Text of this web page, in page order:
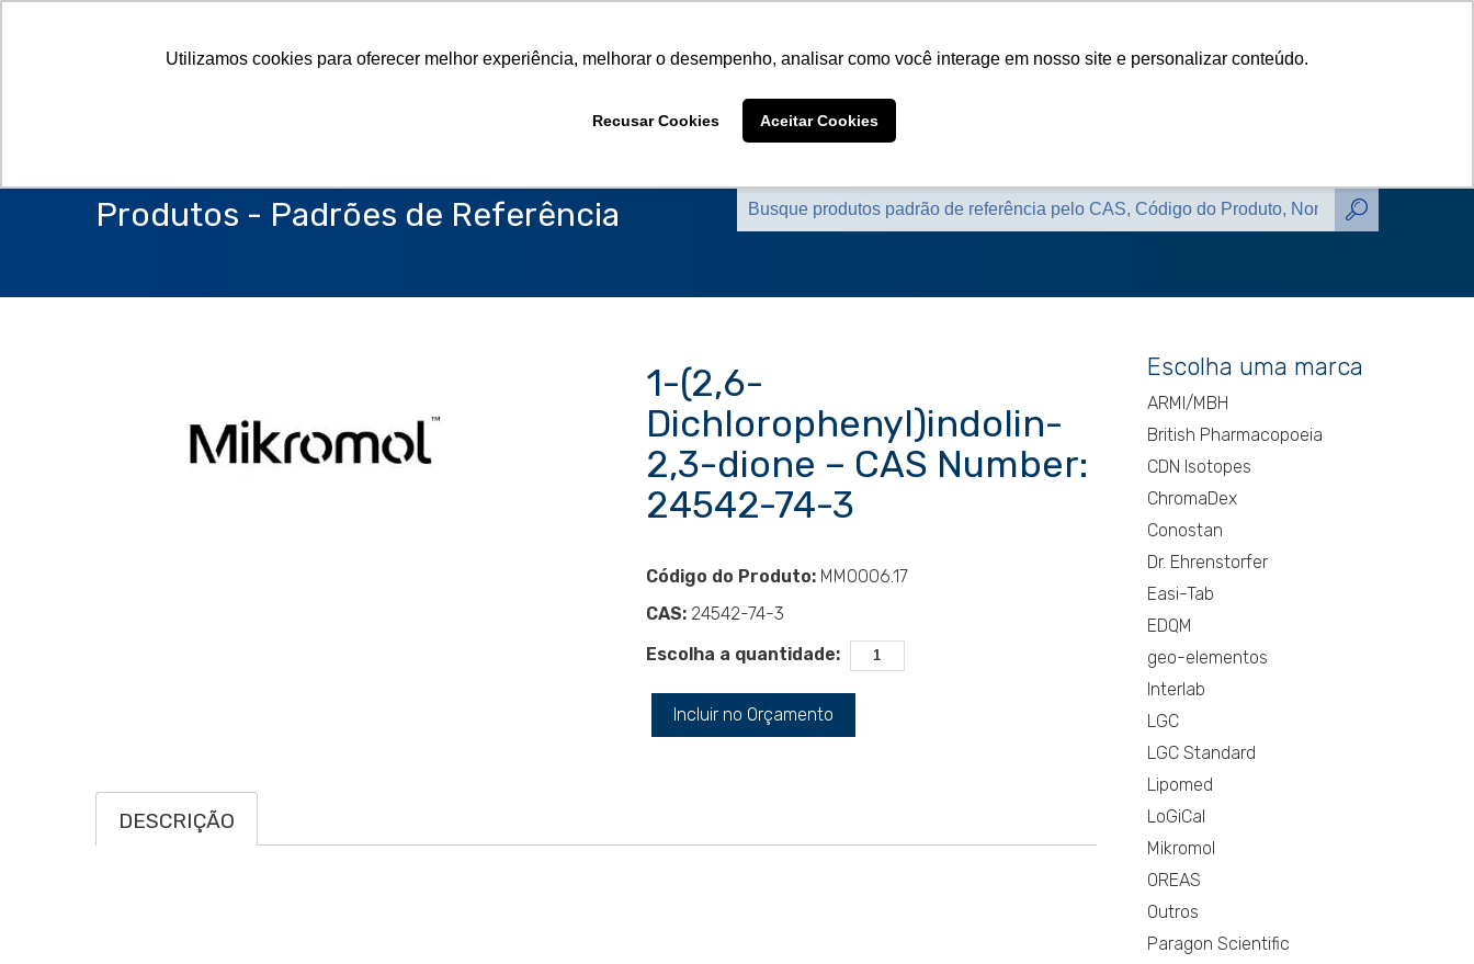
Utilizamos cookies para oferecer melhor experiência, melhorar o desempenho, analisar como você interage em nosso site e personalizar conteúdo.
Recusar Cookies Aceitar Cookies
Sobre a CMS
Produtos Marcas Representadas Catálogos Contato Blog
Produtos - Padrões de Referência
1-(2,6-
Dichlorophenyl)indolin-
2,3-dione – CAS Number:
24542-74-3
Código do Produto: MM0006.17
CAS: 24542-74-3
Escolha a quantidade:
Incluir no Orçamento
DESCRIÇÃO
Escolha uma marca
ARMI/MBH
British Pharmacopoeia
CDN Isotopes
ChromaDex
Conostan
Dr. Ehrenstorfer
Easi-Tab
EDQM
geo-elementos
Interlab
LGC
LGC Standard
Lipomed
LoGiCal
Mikromol
OREAS
Outros
Paragon Scientific